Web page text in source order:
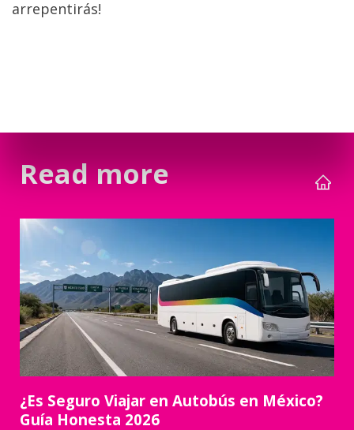
arrepentirás!
Read more
¿Es Seguro Viajar en Autobús en México?
Guía Honesta 2026